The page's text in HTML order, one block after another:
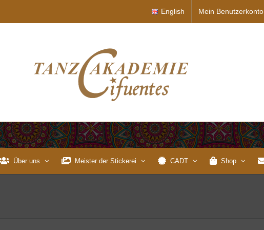
English Mein Benutzerkonto
Über uns Meister der Stickerei CADT Shop